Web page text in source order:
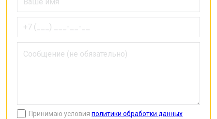
Принимаю условия политики обработки данных